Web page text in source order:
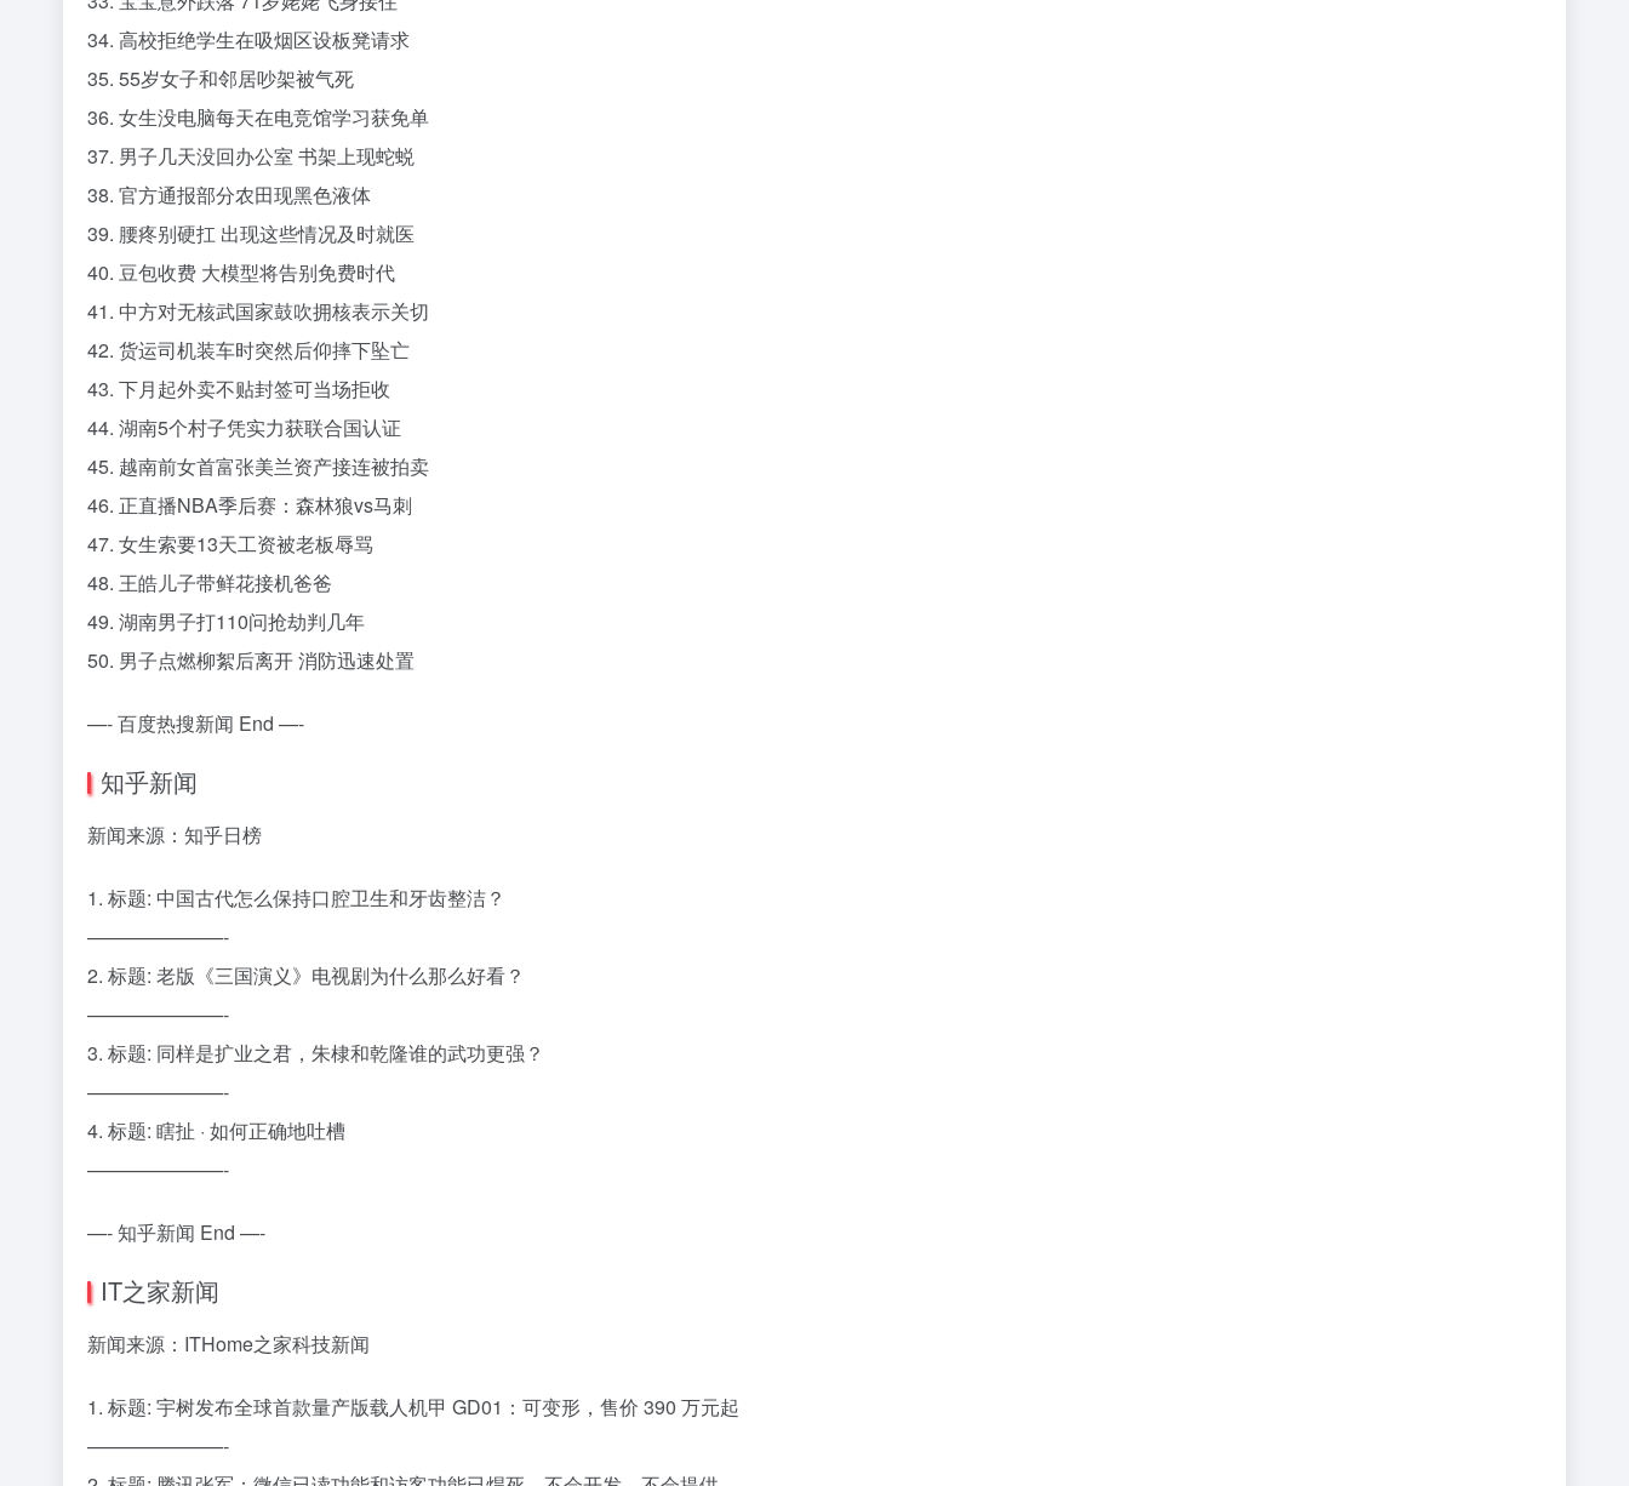
34. 高校拒绝学生在吸烟区设板凳请求
35. 55岁女子和邻居吵架被气死
36. 女生没电脑每天在电竞馆学习获免单
37. 男子几天没回办公室 书架上现蛇蜕
38. 官方通报部分农田现黑色液体
39. 腰疼别硬扛 出现这些情况及时就医
40. 豆包收费 大模型将告别免费时代
41. 中方对无核武国家鼓吹拥核表示关切
42. 货运司机装车时突然后仰摔下坠亡
43. 下月起外卖不贴封签可当场拒收
44. 湖南5个村子凭实力获联合国认证
45. 越南前女首富张美兰资产接连被拍卖
46. 正直播NBA季后赛：森林狼vs马刺
47. 女生索要13天工资被老板辱骂
48. 王皓儿子带鲜花接机爸爸
49. 湖南男子打110问抢劫判几年
50. 男子点燃柳絮后离开 消防迅速处置
—- 百度热搜新闻 End —-
知乎新闻
新闻来源：知乎日榜
1. 标题: 中国古代怎么保持口腔卫生和牙齿整洁？
———————-
2. 标题: 老版《三国演义》电视剧为什么那么好看？
———————-
3. 标题: 同样是扩业之君，朱棣和乾隆谁的武功更强？
———————-
4. 标题: 瞎扯 · 如何正确地吐槽
———————-
—- 知乎新闻 End —-
IT之家新闻
新闻来源：ITHome之家科技新闻
1. 标题: 宇树发布全球首款量产版载人机甲 GD01：可变形，售价 390 万元起
———————-